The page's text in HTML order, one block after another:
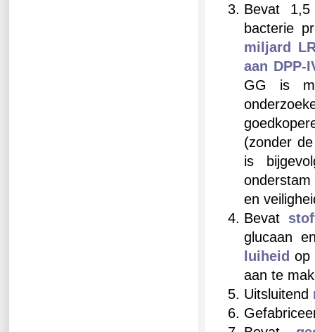
Bevat 1,5
bacterie
miljard
aan DPP-
GG is
(zonder
is
en
Bevat
glucaan
luiheid op
aan te
Uitsluitend